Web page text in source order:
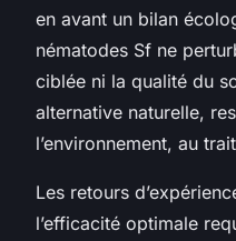
en avant un bilan
nématodes Sf ne
ciblée ni la qualité du
alternative naturelle,
l’environnement, au
Les retours
l’efficacité optimale